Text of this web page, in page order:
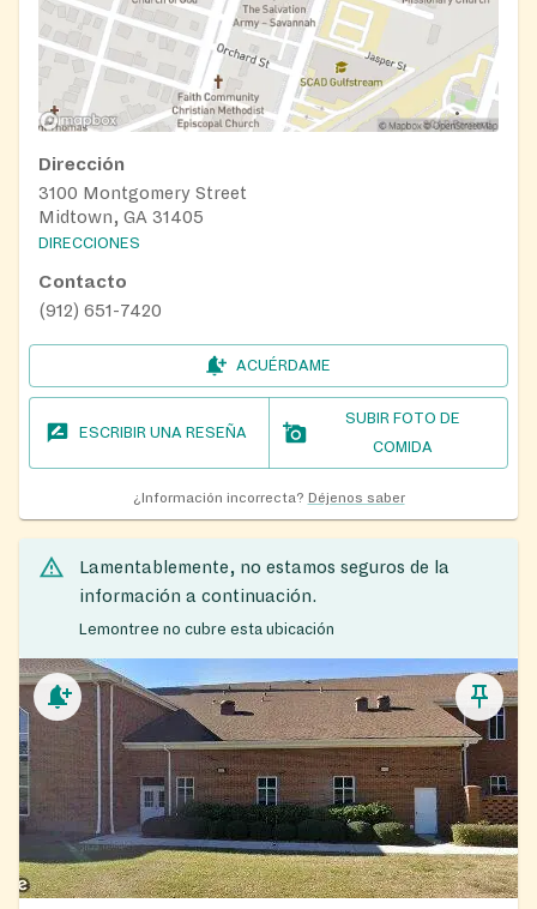
Dirección
3100 Montgomery Street
Midtown, GA 31405
DIRECCIONES
Contacto
(912) 651-7420
ACUÉRDAME
ESCRIBIR UNA RESEÑA
SUBIR FOTO DE
COMIDA
¿Información incorrecta? Déjenos saber
Lamentablemente, no estamos seguros de la
información a continuación.
Lemontree no cubre esta ubicación